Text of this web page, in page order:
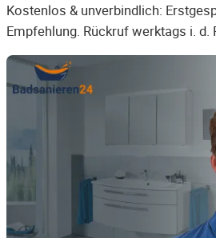
Kostenlos & unverbindlich:
Empfehlung. Rückruf werktags i. d.